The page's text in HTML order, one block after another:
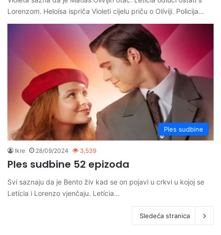
Lorenzom. Heloísa ispriča Violeti cijelu priču o Olíviji. Policija…
Ples sudbine
Ikre 28/09/2024 3,539
Ples sudbine 52 epizoda
Svi saznaju da je Bento živ kad se on pojavi u crkvi u kojoj se
Letícia i Lorenzo vjenčaju. Letícia…
Sledeća stranica